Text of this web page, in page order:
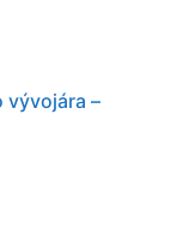
vývojára –